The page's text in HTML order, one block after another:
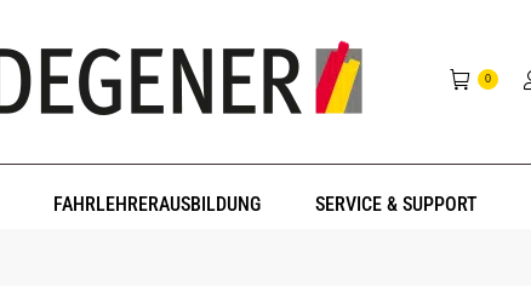
0
FAHRLEHRERAUSBILDUNG SERVICE & SUPPORT